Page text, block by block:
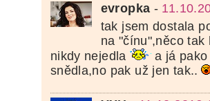
evropka -
tak jsem dostala
na "čínu",něco tak
nikdy nejedla
a já pako
snědla,no pak už jen tak..